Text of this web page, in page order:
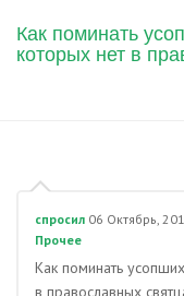
Как поминать
которых нет в
спросил 06 Октябрь,
Прочее
Как поминать
в православных